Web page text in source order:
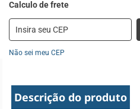
Não sei meu CEP
Descrição do produto